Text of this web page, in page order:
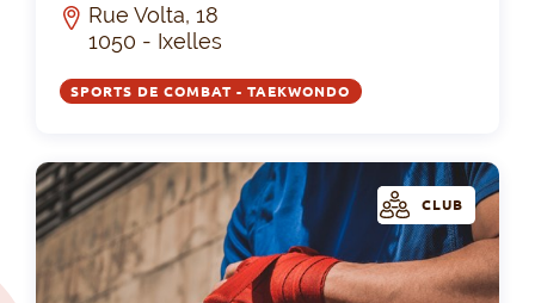
Rue Volta, 18
1050 - Ixelles
SPORTS DE COMBAT - TAEKWONDO
CLUB